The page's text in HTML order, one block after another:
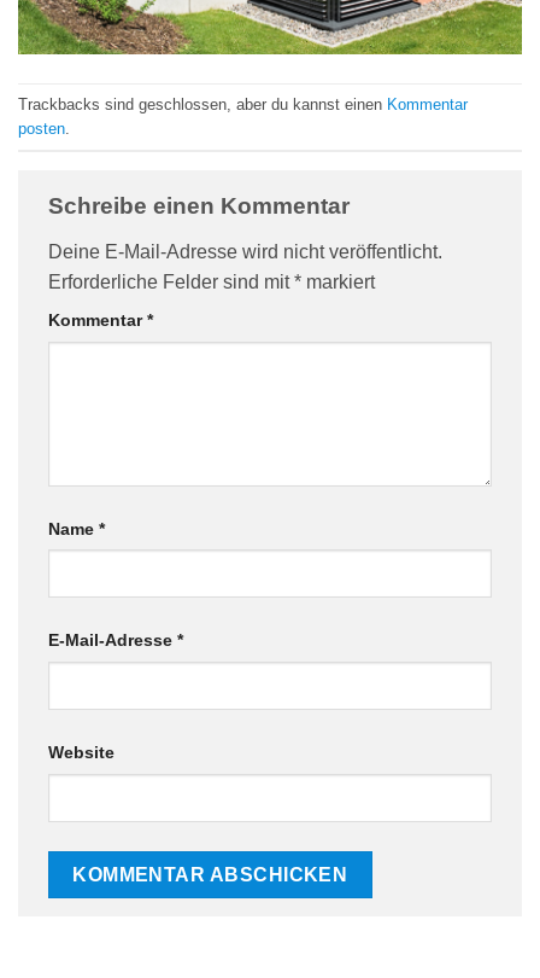
Trackbacks sind geschlossen, aber du kannst einen Kommentar
posten
Schreibe einen Kommentar
Deine E-Mail-Adresse wird nicht veröffentlicht.
Erforderliche Felder sind mit* markiert
Kommentar*
Name *
E-Mail-Adresse *
Website